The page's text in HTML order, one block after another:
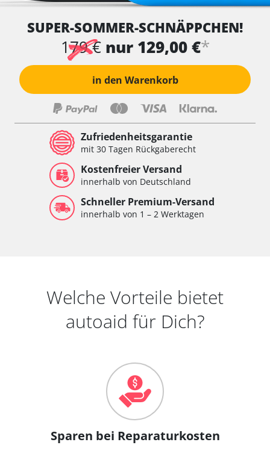
SUPER-SOMMER-SCHNÄPPCHEN!
179 € nur 129,00 €*
in den Warenkorb
Zufriedenheitsgarantie
mit 30 Tagen Rückgaberecht
Kostenfreier Versand
innerhalb von Deutschland
Schneller Premium-Versand
innerhalb von 1 – 2 Werktagen
Welche Vorteile bietet
autoaid für Dich?
Sparen bei Reparaturkosten